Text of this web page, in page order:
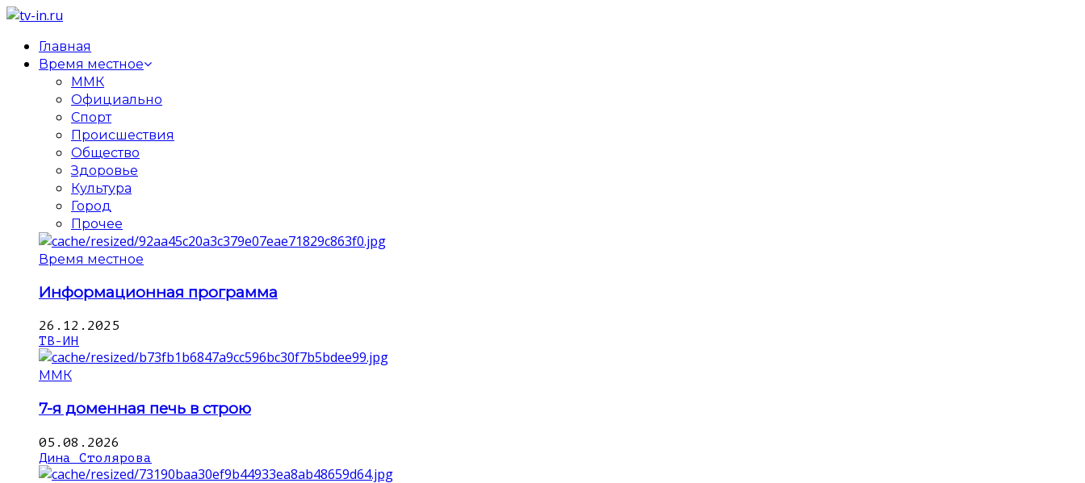
Главная
Время местное
ММК
Официально
Спорт
Происшествия
Общество
Здоровье
Культура
Город
Прочее
Время местное
Информационная программа
26.12.2025
ТВ-ИН
ММК
7-я доменная печь в строю
05.08.2026
Дина Столярова